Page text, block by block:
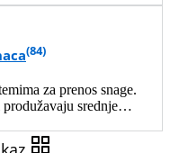
(84)
za prenos snage.
srednje…